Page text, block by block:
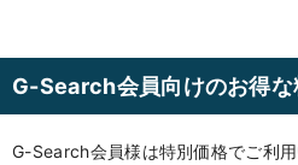
G-Search会員向けのお得な
G-Search会員様は特別価格でご利用